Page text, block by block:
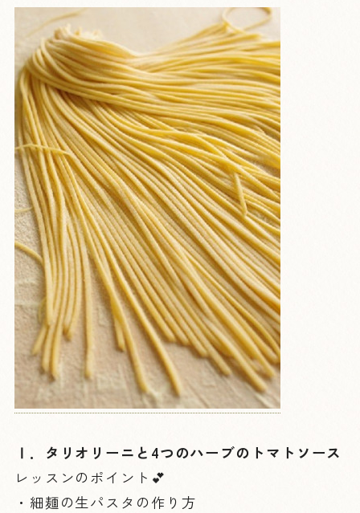
Ⅰ．タリオリーニと4つのハーブのトマトソース
レッスンのポイント💕
・細麺の生パスタの作り方